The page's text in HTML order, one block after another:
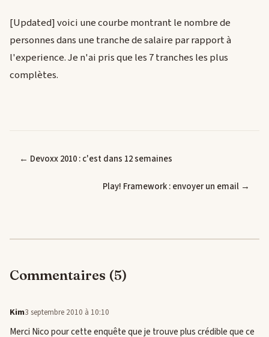
[Updated] voici une courbe montrant le nombre de
personnes dans une tranche de salaire par rapport à
l'experience. Je n'ai pris que les 7 tranches les plus
complètes.
← Devoxx 2010 : c'est dans 12 semaines
Play! Framework : envoyer un email →
Commentaires (5)
Kim3 septembre 2010 à 10:10
Merci Nico pour cette enquête que je trouve plus crédible que ce